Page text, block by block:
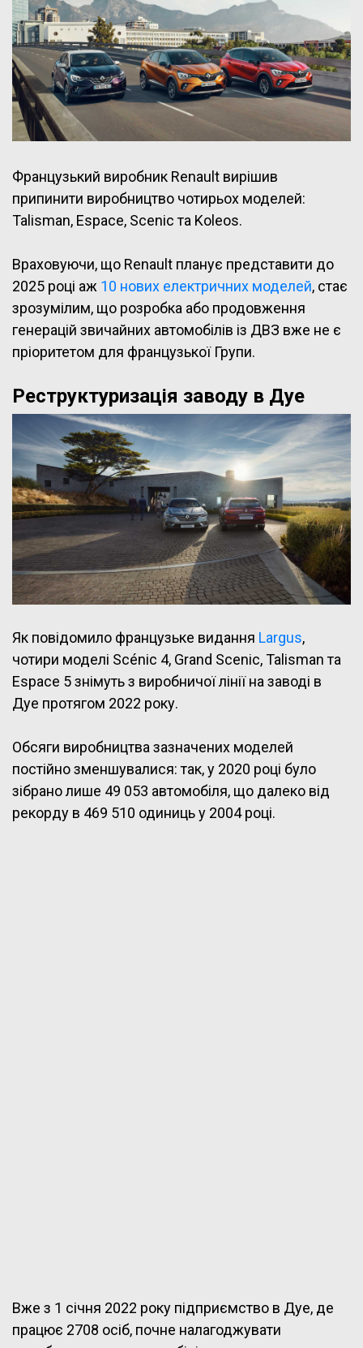
Французький виробник Renault вирішив
припинити виробництво чотирьох моделей:
Talisman, Espace, Scenic та Koleos.
Враховуючи, що Renault планує представити до
2025 році аж 10 нових електричних моделей, стає
зрозумілим, що розробка або продовження
генерацій звичайних автомобілів із ДВЗ вже не є
пріоритетом для французької Групи.
Реструктуризація заводу в Дуе
Як повідомило французьке видання Largus,
чотири моделі Scénic 4, Grand Scenic, Talisman та
Espace 5 знімуть з виробничої лінії на заводі в
Дуе протягом 2022 року.
Обсяги виробництва зазначених моделей
постійно зменшувалися: так, у 2020 році було
зібрано лише 49 053 автомобіля, що далеко від
рекорду в 469 510 одиниць у 2004 році.
Вже з 1 січня 2022 року підприємство в Дуе, де
працює 2708 осіб, почне налагоджувати